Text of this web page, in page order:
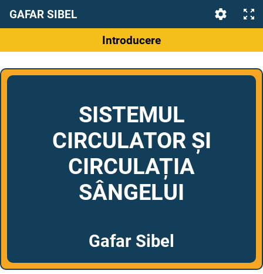
GAFAR SIBEL
Introducere
SISTEMUL
CIRCULATOR ȘI
CIRCULAȚIA
SÂNGELUI
Gafar Sibel